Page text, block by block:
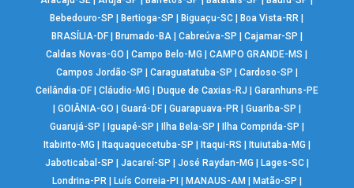
Bebedouro-SP
Bertioga-SP Biguaçu-SC Boa Vista-RR
BRASÍLIA-DF| Brumado-BA| Cabreúva-SP Cajamar-SP
Caldas Novas-GO
|Campo Belo-MG |CAMPO GRANDE-MS
Campos Jordão-SP
Caraguatatuba-SP Cardoso-SP
Ceilândia-DF| Cláudio-MG Duque de Caxias-RJ
Garanhuns-PE
GOIÂNIA-GO Guará-DF| Guarapuava-PR| Guariba-SP
Guarujá-SP
Iguapé-SP Ilha Bela-SP Ilha Comprida-SP
Itabirito-MG
Itaquaquecetuba-SP Itaqui-RS Ituiutaba-MG
Jaboticabal-SP
Jacareí-SP José Raydan-MG Lages-SC|
Londrina-PR| Luís Correia-PI MANAUS-AM Matão-SP